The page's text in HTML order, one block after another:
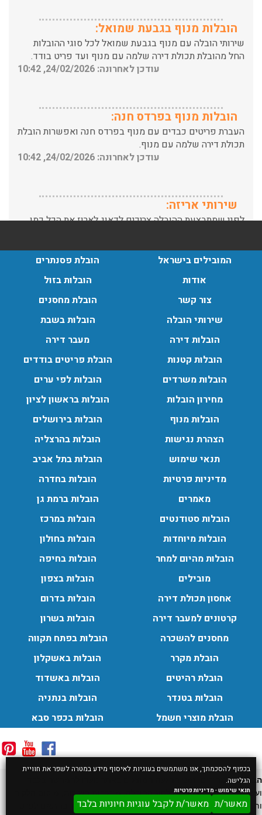
בכפוף להסכמתך, אנו משתמשים בעוגיות לאיסוף מידע במטרה לשפר את חוויית
הגלישה.
תנאי שימוש-מדיניות פרטיות
מאשר/ת מאשר/ת לקבל עוגיות חיוניות בלבד
שירותי הובלה עם מנוף בגבעת שמואל לכל סוגי ההובלות
החל מהובלת תכולת דירה שלמה עם מנוף ועד פריט בודד.
עודכן לאחרונה: 24/02/2026, 10:42
העברת פריטים כבדים עם מנוף בפרדס חנה ואפשרות הובלת
תכולת דירה שלמה עם מנוף.
עודכן לאחרונה: 24/02/2026, 10:42
לפני שמתבצעת ההובלה צריכים לדאוג לארוז את הכל כמו
שצריך! פורטל המובילים בישראל מציע לכם שירותי אריזה
ברמה הגבוהה ביותר, לקבלת הצעת מחיר כנסו עכשיו
הובלות מנוף בגבעת שמואל:
שירותי הובלה עם מנוף בגבעת שמואל לכל סוגי ההובלות
החל מהובלת תכולת דירה שלמה עם מנוף ועד פריט בודד.
עודכן לאחרונה: 24/02/2026, 10:42
הובלות מנוף בפרדס חנה:
העברת פריטים כבדים עם מנוף בפרדס חנה ואפשרות הובלת
תכולת דירה שלמה עם מנוף.
המובילים בישראל
אודות
צור קשר
שירותי הובלה
הובלות דירה
הובלות קטנות
הובלות משרדים
מחירון הובלות
הובלות מנוף
הצהרת נגישות
תנאי שימוש
מדיניות פרטיות
מאמרים
הובלות סטודנטים
הובלות מיוחדות
הובלות מהיום למחר
מובילים
אחסון תכולת דירה
קרטונים למעבר דירה
מחסנים להשכרה
הובלת מקרר
הובלת רהיטים
הובלות בטנדר
הובלת מוצרי חשמל
הובלת פסנתרים
הובלות בזול
הובלת מחסנים
הובלות בשבת
מעבר דירה
הובלת פריטים בודדים
הובלות לפי ערים
הובלות בראשון לציון
הובלות בירושלים
הובלות בהרצליה
הובלות בתל אביב
הובלות בחדרה
הובלות ברמת גן
הובלות במרכז
הובלות בחולון
הובלות בחיפה
הובלות בצפון
הובלות בדרום
הובלות בשרון
הובלות בפתח תקווה
הובלות באשקלון
הובלות באשדוד
הובלות בנתניה
הובלות בכפר סבא
הבהרה:המחירים וזמני ההגעה המוצגים באתר נועדו להמחשה בלבד
ועשויים להשתנות בהתאם לסוג ההובלה, מורכבות השירות, מיקום הלקוח
ותנאי הדרך. המחיר והזמן הסופיים ייקבעו בשיחת טלפון ובהתאם לפרטי